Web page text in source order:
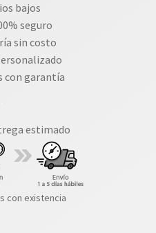
bajos
seguro
sin costo
con garantía
estimado
con existencia